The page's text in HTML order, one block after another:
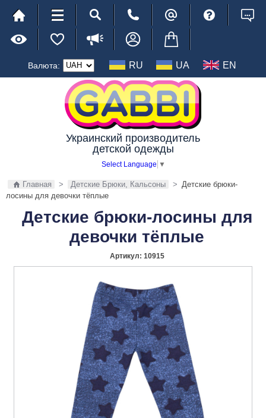
Валюта: RU UA EN
Украинский производитель
детской одежды
Select Language ▼
Главная > Детские Брюки, Кальсоны > Детские брюки-
лосины для девочки тёплые
Детские брюки-лосины для
девочки тёплые
Артикул: 10915